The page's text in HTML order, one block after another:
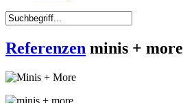
Referenzen minis + more